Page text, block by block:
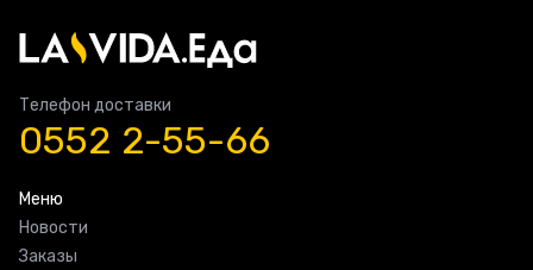
Телефон доставки
0552 2-55-66
Меню
Новости
Заказы